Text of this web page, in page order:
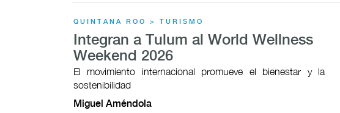
QUINTANA ROO > TURISMO
Integran a Tulum al World Wellness
Weekend 2026
El movimiento internacional promueve el bienestar y la
sostenibilidad
Miguel Améndola